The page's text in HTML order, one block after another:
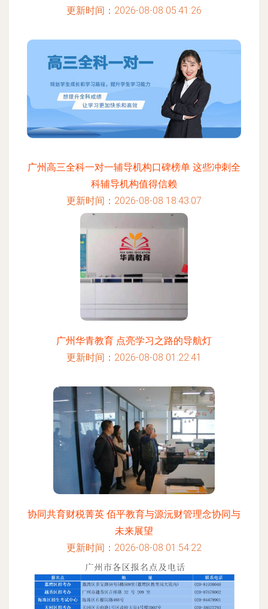
更新时间：2026-08-08 05:41:26
广州高三全科一对一辅导机构口碑榜单 这些冲刺全
科辅导机构值得信赖
更新时间：2026-08-08 18:43:07
广州华青教育 点亮学习之路的导航灯
更新时间：2026-08-08 01:22:41
协同共育财税菁英 佰平教育与源沅财管理念协同与
未来展望
更新时间：2026-08-08 01:54:22